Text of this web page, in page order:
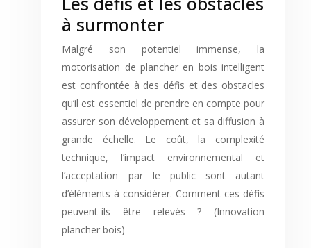
à surmonter
Malgré son potentiel immense, la
motorisation de plancher en bois intelligent
est confrontée à des défis et des obstacles
qu’il est essentiel de prendre en compte pour
assurer son développement et sa diffusion à
grande échelle. Le coût, la complexité
technique, l’impact environnemental et
l’acceptation par le public sont autant
d’éléments à considérer. Comment ces défis
peuvent-ils être relevés ? (Innovation
plancher bois)